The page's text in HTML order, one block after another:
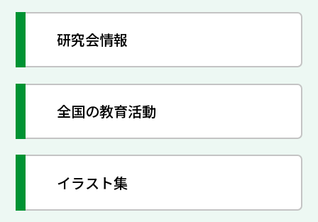
研究会情報
全国の教育活動
イラスト集